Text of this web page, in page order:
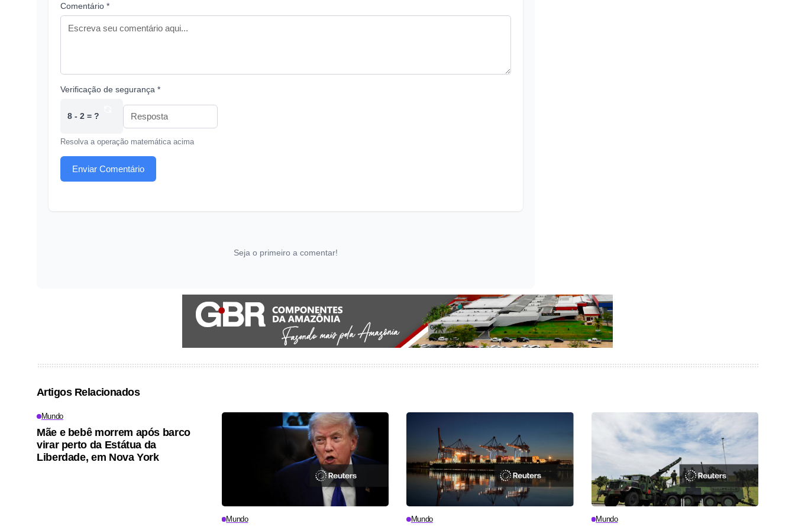
Comentário *
Verificação de segurança *
8 - 2 = ?
Resolva a operação matemática acima
Enviar Comentário
Seja o primeiro a comentar!
Artigos Relacionados
Mundo
Mãe e bebê morrem após barco
virar perto da Estátua da
Liberdade, em Nova York
Mundo Mundo Mundo